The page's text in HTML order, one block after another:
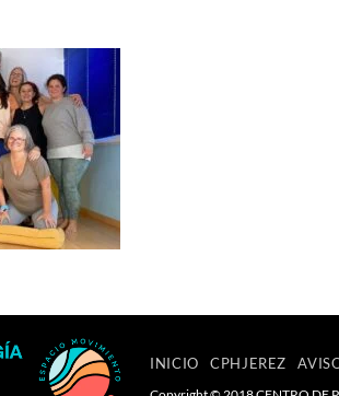
INICIO CPHJEREZ